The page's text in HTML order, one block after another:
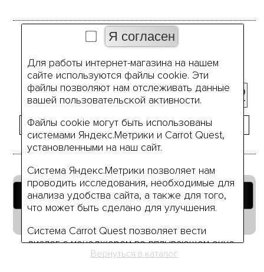
Размеры
42
44 46 48 50 52
Добавить в корзину
Руководство по размерам
Вернуться в каталог
Для работы интернет-магазина на нашем
сайте используются файлы cookie. Эти
файлы позволяют нам отслеживать данные
вашей пользовательской активности.
Файлы cookie могут быть использованы
системами Яндекс.Метрики и Carrot Quest,
установленными на наш сайт.
Система Яндекс.Метрики позволяет нам
проводить исследования, необходимые для
анализа удобства сайта, а также для того,
что может быть сделано для улучшения.
Система Carrot Quest позволяет вести
диалог с менеджером во вплывающем окне